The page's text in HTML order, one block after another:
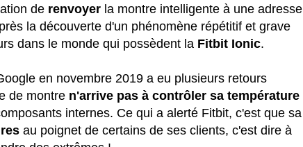
de renvoyer la montre intelligente à une adresse
la découverte d'un phénomène répétitif et grave
dans le monde qui possèdent la Fitbit Ionic.
en novembre 2019 a eu plusieurs retours
de montre n'arrive pas à contrôler sa température
internes. Ce qui a alerté Fitbit, c'est que sa
au poignet de certains de ses clients, c'est dire à